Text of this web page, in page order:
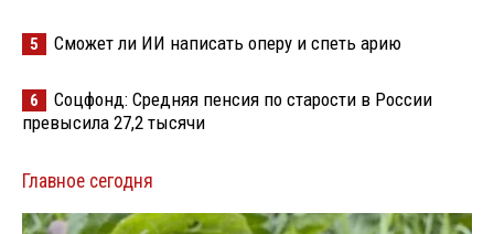
5 Сможет ли ИИ написать оперу и спеть арию
6
Соцфонд: Средняя пенсия по старости в России
превысила 27,2 тысячи
Главное сегодня